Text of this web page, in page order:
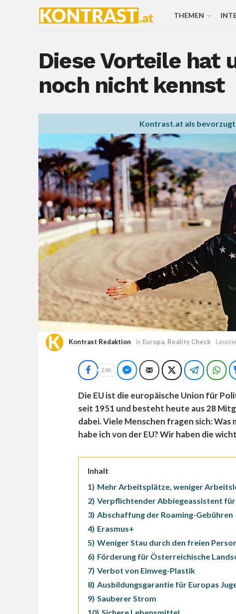
THEMEN
Diese Vorteile hat
noch nicht kennst
Kontrast.at als
Kontrast Redaktion in Europa, Reality Check
Facebook
2.4K Facebook Messenger
E-Mail TwitterTelegram
Die EU ist die europäische Union für
seit 1951 und besteht heute aus 28
dabei. Viele Menschen fragen sich:
habe ich von der EU?Wir haben die
Inhalt
1) Mehr Arbeitsplätze, weniger
2) Verpflichtender Abbiegeassistent
3) Abschaffung der Roaming-Gebühren
4) Erasmus+
5) Weniger Stau durch den freien
6) Förderung für Österreichische
7) Verbot von Einweg-Plastik
8) Ausbildungsgarantie für Europas
9) Sauberer Strom